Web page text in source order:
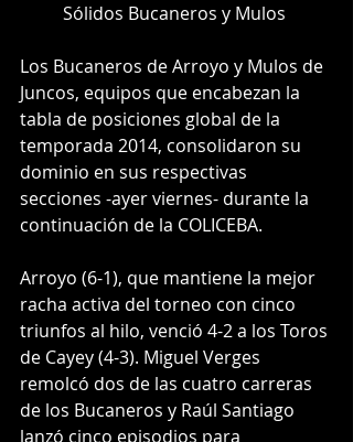
Sólidos Bucaneros y Mulos
Los Bucaneros de Arroyo y Mulos de
Juncos, equipos que encabezan la
tabla de posiciones global de la
temporada 2014, consolidaron su
dominio en sus respectivas
secciones -ayer viernes- durante la
continuación de la COLICEBA.
Arroyo (6-1), que mantiene la mejor
racha activa del torneo con cinco
triunfos al hilo, venció 4-2 a los Toros
de Cayey (4-3). Miguel Verges
remolcó dos de las cuatro carreras
de los Bucaneros y Raúl Santiago
lanzó cinco episodios para